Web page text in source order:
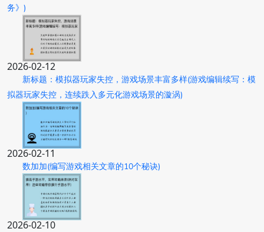
务》)
2026-02-12
新标题：模拟器玩家失控，游戏场景丰富多样(游戏编辑续写：模
拟器玩家失控，连续跌入多元化游戏场景的漩涡)
2026-02-11
数加加(编写游戏相关文章的10个秘诀)
2026-02-10